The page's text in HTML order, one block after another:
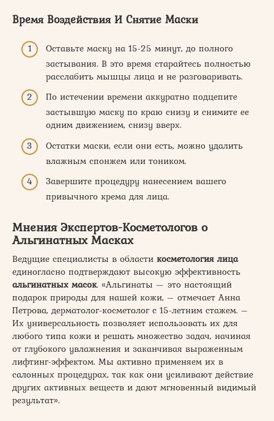
Время Воздействия И Снятие Маски
Оставьте маску на 15-25 минут, до полного
застывания. В это время старайтесь полностью
расслабить мышцы лица и не разговаривать.
По истечении времени аккуратно подцепите
застывшую маску по краю снизу и снимите ее
одним движением, снизу вверх.
Остатки маски, если они есть, можно удалить
влажным спонжем или тоником.
Завершите процедуру нанесением вашего
привычного крема для лица.
Мнения Экспертов-Косметологов о
Альгинатных Масках
Ведущие специалисты в области косметология лица
единогласно подтверждают высокую эффективность
альгинатных масок. «Альгинаты — это настоящий
подарок природы для нашей кожи, – отмечает Анна
Петрова, дерматолог-косметолог с 15-летним стажем. –
Их универсальность позволяет использовать их для
любого типа кожи и решать множество задач, начиная
от глубокого увлажнения и заканчивая выраженным
лифтинг-эффектом. Мы активно применяем их в
салонных процедурах, так как они усиливают действие
других активных веществ и дают мгновенный видимый
результат».